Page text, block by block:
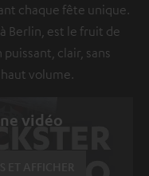
chaque fête unique.
Berlin, est le fruit de
clair, sans
volume.
vidéo